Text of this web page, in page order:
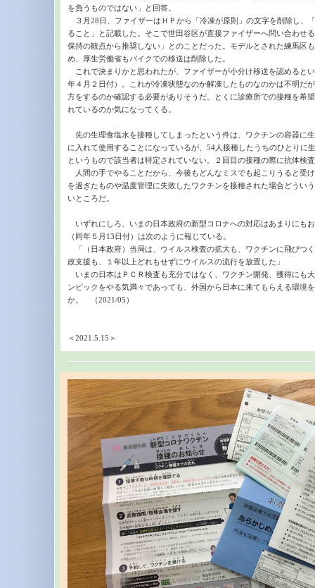
を負うものではない」と回答。
３月28日、ファイザーはＨＰから「冷凍が原則」の文字を削除し、
ること」と記載した。そこで世田谷区が直接ファイザーへ問い合わせ
保持の観点から推奨しない」とのことだった。モデルとされた練馬区
め、厚生労働省もバイクでの移送は削除した。
これで決まりかと思われたが、ファイザーが小分け移送を認めると
年４月２日付）。これが冷凍状態なのか解凍したものなのかは不明だ
方をするのか確認する必要がありそうだ。とくに診療所での接種を希
れているのか気になってくる。
先の生理食塩水を接種してしまったという件は、ワクチンの容器に
に入れて使用することになっているが、54人接種したうちのひとりに
というもので該当者は特定されていない。２回目の接種の際に抗体検
人間の手でやることだから、今後もどんなミスでも起こりうると受
を過ぎたものや温度管理に失敗したワクチンを接種された場合どうい
いところだ。
いずれにしろ、いまの日本政府の新型コロナへの対応はあまりにも
（同年５月13日付）は次のように報じている。
「（日本政府）当局は、ウイルス検査の拡大も、ワクチンに飛びつ
政支援も、１年以上どれもせずにウイルスの流行を放置した」
いまの日本はＰＣＲ検査も充分ではなく、ワクチン開発、獲得にも
ンピックをやる気満々であっても、外国から日本に来てもらえる環境
か。 （2021/05）
＜2021.5.15＞